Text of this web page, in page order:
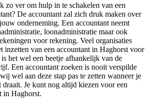
zo ver om hulp in te schakelen van een
De accountant zal zich druk maken over
onderneming. Een accountant neemt
loonadministratie maar ook
voor rekening. Veel organisaties
inzetten van een accountant in Haghorst voor
het wel een beetje afhankelijk van de
Een accountant zoeken is nooit verspilde
wel aan deze stap pas te zetten wanneer je
Je kunt nog altijd kiezen voor een
in Haghorst.